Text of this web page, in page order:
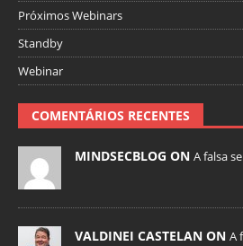
Próximos Webinars
Standby
Webinar
COMENTÁRIOS RECENTES
MINDSECBLOG ON A falsa
VALDINEI CASTELAN ON A